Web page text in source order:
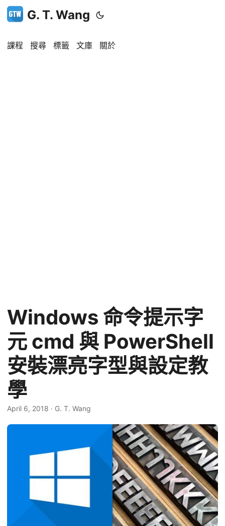
G. T. Wang
課程 搜尋 標籤 文庫 關於
Windows 命令提示字
元 cmd 與 PowerShell
安裝漂亮字型與設定教
學
April 6, 2018 · G. T. Wang